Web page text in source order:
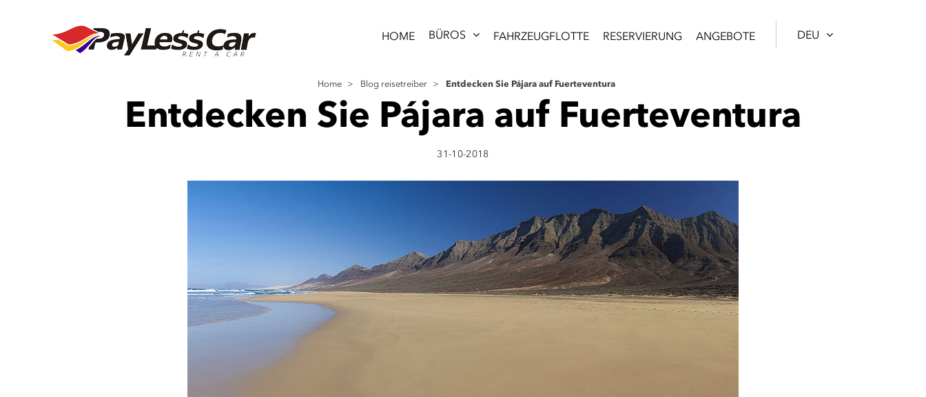
DEU
HOME BÜROS FAHRZEUGFLOTTE RESERVIERUNG ANGEBOTE
Home > Blog reisetreiber > Entdecken Sie Pájara auf Fuerteventura
Entdecken Sie Pájara auf Fuerteventura
31-10-2018